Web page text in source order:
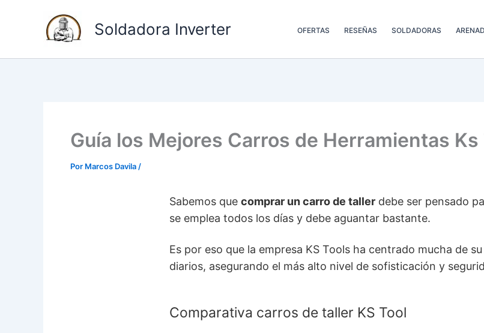
Soldadora Inverter OFERTAS RESEÑAS SOLDADORAS
Guía los Mejores Carros de Herramientas Ks
Por Marcos Davila /
Sabemos que comprar un carro de taller debe ser pensado
se emplea todos los días y debe aguantar bastante.
Es por eso que la empresa KS Tools ha centrado mucha de
diarios, asegurando el más alto nivel de sofisticación y
Comparativa carros de taller KS Tool